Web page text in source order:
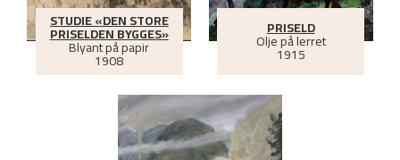
STUDIE «DEN STORE
PRISELDEN BYGGES»
Blyant på papir
1908
PRISELD
Olje på lerret
1915